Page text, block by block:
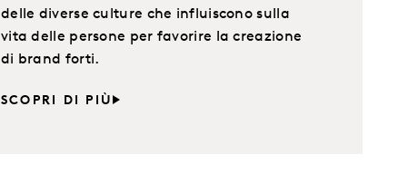
delle diverse culture che influiscono sulla
vita delle persone per favorire la creazione
di brand forti.
SCOPRI DI PIÙ